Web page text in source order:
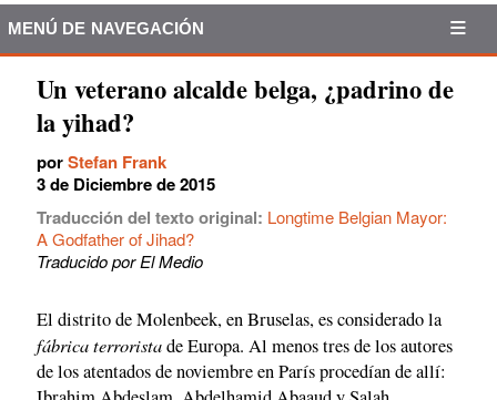
MENÚ DE NAVEGACIÓN
Un veterano alcalde belga, ¿padrino de
la yihad?
porStefan Frank
3 de Diciembre de 2015
Traducción del texto original: Longtime Belgian Mayor:
A Godfather of Jihad?
Traducido por El Medio
El distrito de Molenbeek, en Bruselas, es considerado la
fábrica terroristade Europa. Al menos tres de los autores
de los atentados de noviembre en París procedían de allí: